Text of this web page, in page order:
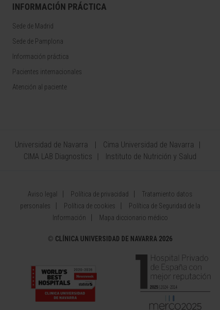
INFORMACIÓN PRÁCTICA
Sede de Madrid
Sede de Pamplona
Información práctica
Pacientes internacionales
Atención al paciente
Universidad de Navarra
Cima Universidad de Navarra
CIMA LAB Diagnostics
Instituto de Nutrición y Salud
Aviso legal Política de privacidad
Tratamiento datos
personales
Política de cookies
Política de Seguridad de la
Información
Mapa diccionario médico
© CLÍNICA UNIVERSIDAD DE NAVARRA 2026